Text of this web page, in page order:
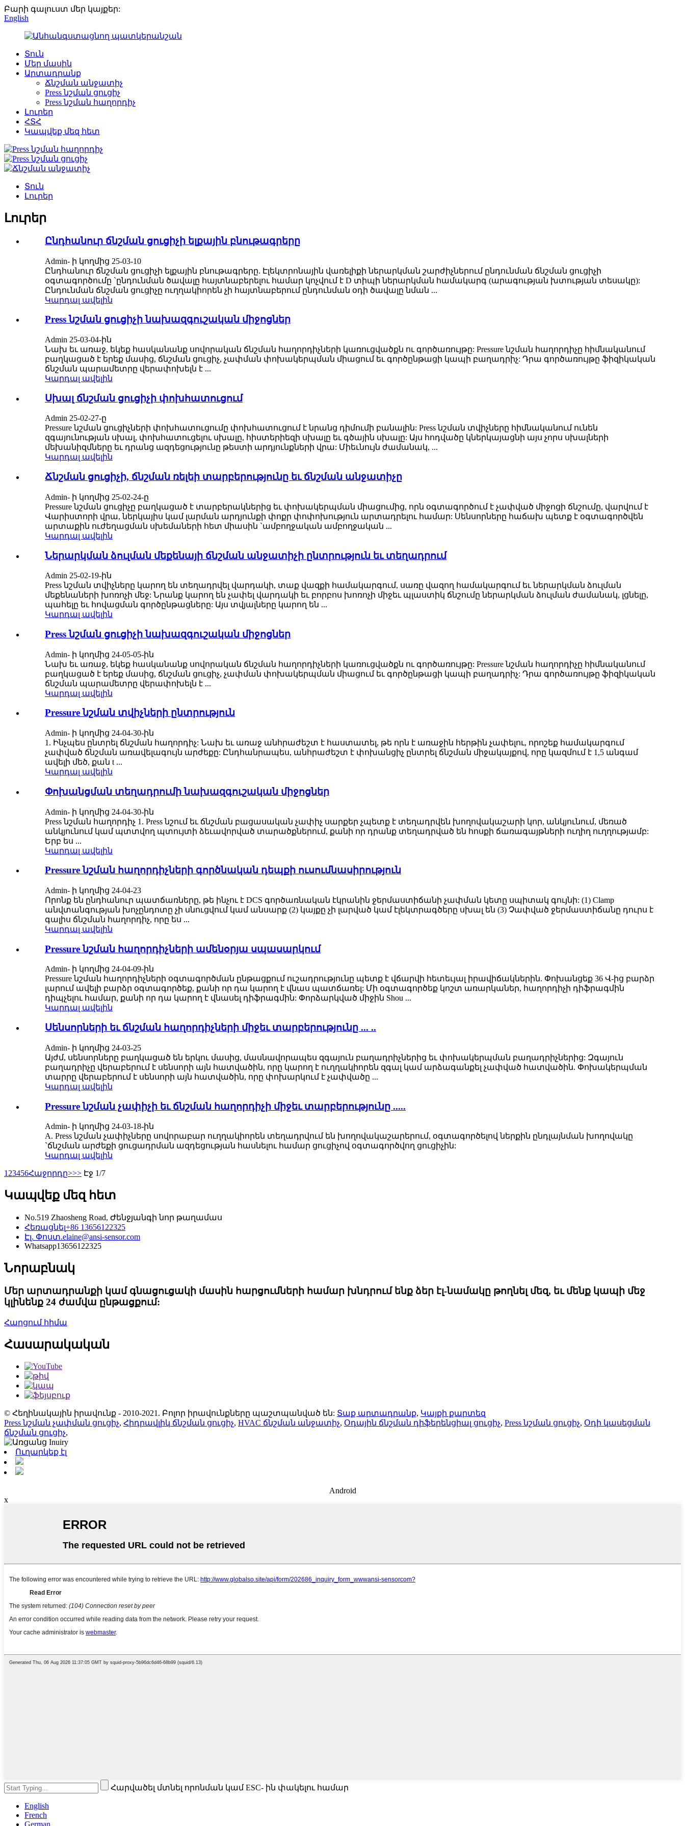
Բարի գալուստ մեր կայքեր:
English
Տուն
Մեր մասին
Արտադրանք
Ճնշման անջատիչ
Press նշման ցուցիչ
Press նշման հաղորդիչ
Լուրեր
ՀՏՀ
Կապվեք մեզ հետ
Տուն
Լուրեր
Լուրեր
Ընդհանուր ճնշման ցուցիչի ելքային բնութագրերը
Admin- ի կողմից 25-03-10
Ընդհանուր ճնշման ցուցիչի ելքային բնութագրերը. Էլեկտրոնային վառելիքի ներարկման շարժիչներում ընդունման ճնշման ցուցիչի
օգտագործումը `ընդունման ծավալը հայտնաբերելու համար կոչվում է D տիպի ներարկման համակարգ (արագության խտության տեսակը):
Ընդունման ճնշման ցուցիչը ուղղակիորեն չի հայտնաբերում ընդունման օդի ծավալը նման ...
Կարդալ ավելին
Press նշման ցուցիչի նախազգուշական միջոցներ
Admin 25-03-04-ին
Նախ եւ առաջ, եկեք հասկանանք սովորական ճնշման հաղորդիչների կառուցվածքն ու գործառույթը: Pressure նշման հաղորդիչը հիմնականում
բաղկացած է երեք մասից, ճնշման ցուցիչ, չափման փոխակերպման միացում եւ գործընթացի կապի բաղադրիչ: Դրա գործառույթը ֆիզիկական
ճնշման պարամետրը վերափոխելն է ...
Կարդալ ավելին
Սխալ ճնշման ցուցիչի փոխհատուցում
Admin 25-02-27-ը
Pressure նշման ցուցիչների փոխհատուցումը փոխհատուցում է նրանց դիմումի բանալին: Press նշման տվիչները հիմնականում ունեն
զգայունության սխալ, փոխհատուցելու սխալը, հիստերիեզի սխալը եւ գծային սխալը: Այս հոդվածը կներկայացնի այս չորս սխալների
մեխանիզմները եւ դրանց ազդեցությունը թեստի արդյունքների վրա: Միեւնույն ժամանակ, ...
Կարդալ ավելին
Ճնշման ցուցիչի, ճնշման ռելեի տարբերությունը եւ ճնշման անջատիչը
Admin- ի կողմից 25-02-24-ը
Pressure նշման ցուցիչը բաղկացած է տարբերակներից եւ փոխակերպման միացումից, որն օգտագործում է չափված միջոցի ճնշումը, վարվում է
Վարիստորի վրա, ներկայիս կամ լարման արդյունքի փոքր փոփոխություն արտադրելու համար: Սենսորները հաճախ պետք է օգտագործվեն
արտաքին ուժեղացման սխեմաների հետ միասին `ամբողջական ամբողջական ...
Կարդալ ավելին
Ներարկման ձուլման մեքենայի ճնշման անջատիչի ընտրություն եւ տեղադրում
Admin 25-02-19-ին
Press նշման տվիչները կարող են տեղադրվել վարդակի, տաք վազքի համակարգում, սառը վազող համակարգում եւ ներարկման ձուլման
մեքենաների խոռոչի մեջ: Նրանք կարող են չափել վարդակի եւ բորբոս խոռոչի միջեւ պլաստիկ ճնշումը ներարկման ձուլման ժամանակ, լցնելը,
պահելը եւ հովացման գործընթացները: Այս տվյալները կարող են ...
Կարդալ ավելին
Press նշման ցուցիչի նախազգուշական միջոցներ
Admin- ի կողմից 24-05-05-ին
Նախ եւ առաջ, եկեք հասկանանք սովորական ճնշման հաղորդիչների կառուցվածքն ու գործառույթը: Pressure նշման հաղորդիչը հիմնականում
բաղկացած է երեք մասից, ճնշման ցուցիչ, չափման փոխակերպման միացում եւ գործընթացի կապի բաղադրիչ: Դրա գործառույթը ֆիզիկական
ճնշման պարամետրը վերափոխելն է ...
Կարդալ ավելին
Pressure նշման տվիչների ընտրություն
Admin- ի կողմից 24-04-30-ին
1. Ինչպես ընտրել ճնշման հաղորդիչ: Նախ եւ առաջ անհրաժեշտ է հաստատել, թե որն է առաջին հերթին չափելու, որոշեք համակարգում
չափված ճնշման առավելագույն արժեքը: Ընդհանրապես, անհրաժեշտ է փոխանցիչ ընտրել ճնշման միջակայքով, որը կազմում է 1,5 անգամ
ավելի մեծ, քան t ...
Կարդալ ավելին
Փոխանցման տեղադրումի նախազգուշական միջոցներ
Admin- ի կողմից 24-04-30-ին
Press նշման հաղորդիչ 1. Press նշում եւ ճնշման բացասական չափիչ սարքեր չպետք է տեղադրվեն խողովակաշարի կոր, անկյունում, մեռած
անկյունում կամ պտտվող պտույտի ձեւավորված տարածքներում, քանի որ դրանք տեղադրված են հոսքի ճառագայթների ուղիղ ուղղությամբ:
Երբ ես ...
Կարդալ ավելին
Pressure նշման հաղորդիչների գործնական դեպքի ուսումնասիրություն
Admin- ի կողմից 24-04-23
Որոնք են ընդհանուր պատճառները, թե ինչու է DCS գործառնական էկրանին ջերմաստիճանի չափման կետը սպիտակ գույնի: (1) Clamp
անվտանգության խոչընդոտը չի սնուցվում կամ անսարք (2) կայքը չի լարված կամ էլեկտրագծերը սխալ են (3) Չափված ջերմաստիճանը դուրս է
գալիս ճնշման հաղորդիչ, որը ես ...
Կարդալ ավելին
Pressure նշման հաղորդիչների ամենօրյա սպասարկում
Admin- ի կողմից 24-04-09-ին
Pressure նշման հաղորդիչների օգտագործման ընթացքում ուշադրությունը պետք է վճարվի հետեւյալ իրավիճակներին. Փոխանցեք 36 Վ-ից բարձր
լարում ավելի բարձր օգտագործեք, քանի որ դա կարող է վնաս պատճառել: Մի օգտագործեք կոշտ առարկաներ, հաղորդիչի դիֆրագմին
դիպչելու համար, քանի որ դա կարող է վնասել դիֆրագմին: Փորձարկված միջին Shou ...
Կարդալ ավելին
Սենսորների եւ ճնշման հաղորդիչների միջեւ տարբերությունը ... ..
Admin- ի կողմից 24-03-25
Այժմ, սենսորները բաղկացած են երկու մասից, մասնավորապես զգայուն բաղադրիչներից եւ փոխակերպման բաղադրիչներից: Զգայուն
բաղադրիչը վերաբերում է սենսորի այն հատվածին, որը կարող է ուղղակիորեն զգալ կամ արձագանքել չափված հատվածին. Փոխակերպման
տարրը վերաբերում է սենսորի այն հատվածին, որը փոխարկում է չափվածը ...
Կարդալ ավելին
Pressure նշման չափիչի եւ ճնշման հաղորդիչի միջեւ տարբերությունը .....
Admin- ի կողմից 24-03-18-ին
A. Press նշման չափիչները սովորաբար ուղղակիորեն տեղադրվում են խողովակաշարերում, օգտագործելով ներքին ընդլայնման խողովակը
`ճնշման արժեքի ցուցադրման ազդեցության հասնելու համար ցուցիչով օգտագործվող ցուցիչին:
Կարդալ ավելին
1 23456Հաջորդը>>> Էջ 1/7
Կապվեք մեզ հետ
No.519 Zhaosheng Road, Ժենջյանգի նոր թաղամաս
Հեռացնել+86 13656122325
Էլ. Փոստ.elaine@ansi-sensor.com
Whatsapp13656122325
Նորաբնակ
Մեր արտադրանքի կամ գնացուցակի մասին հարցումների համար խնդրում ենք ձեր էլ-նամակը թողնել մեզ, եւ մենք կապի մեջ
կլինենք 24 ժամվա ընթացքում:
Հարցում հիմա
Հասարակական
© Հեղինակային իրավունք - 2010-2021. Բոլոր իրավունքները պաշտպանված են: Տաք արտադրանք, Կայքի քարտեզ
Press նշման չափման ցուցիչ, Հիդրավլիկ ճնշման ցուցիչ, HVAC ճնշման անջատիչ, Օդային ճնշման դիֆերենցիալ ցուցիչ, Press նշման ցուցիչ, Օդի կասեցման
ճնշման ցուցիչ,
Ուղարկեք էլ
Android
x
Հարվածել մտնել որոնման կամ ESC- ին փակելու համար
English
French
German